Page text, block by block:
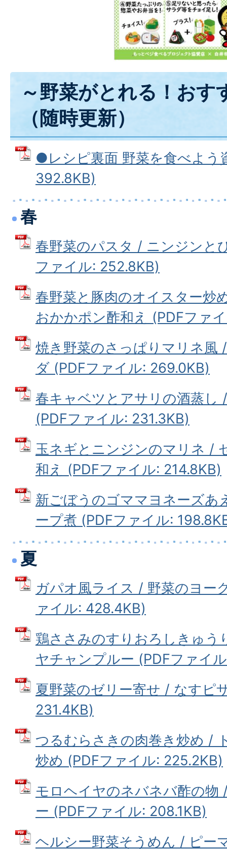
～野菜がとれる！おす
（随時更新）
●レシピ裏面 野菜を食べよう
392.8KB)
春
春野菜のパスタ / ニンジンと
ファイル: 252.8KB)
春野菜と豚肉のオイスター炒
おかかポン酢和え (PDFファ
焼き野菜のさっぱりマリネ風
ダ (PDFファイル: 269.0KB)
春キャベツとアサリの酒蒸し
(PDFファイル: 231.3KB)
玉ネギとニンジンのマリネ /
和え (PDFファイル: 214.8KB)
新ごぼうのゴママヨネーズあ
ープ煮 (PDFファイル:
夏
ガパオ風ライス / 野菜のヨー
ァイル: 428.4KB)
鶏ささみのすりおろしきゅう
ヤチャンプルー (PDFファイ
夏野菜のゼリー寄せ / なすピ
231.4KB)
つるむらさきの肉巻き炒め /
炒め (PDFファイル: 225.2KB)
モロヘイヤのネバネバ酢の物
ー (PDFファイル: 208.1KB)
ヘルシー野菜そうめん / ピー